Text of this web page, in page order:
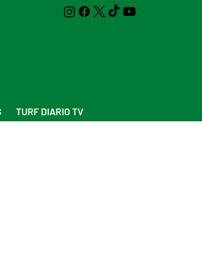
TURF DIARIO TV